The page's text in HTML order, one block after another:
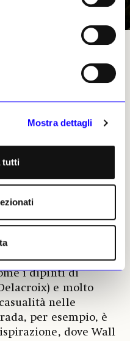
Mostra dettagli
tutti
una grande
Campany, ne
classe 1946, non ama
che nascono
nella vita, molta
i dipinti di
e molto
nelle
per esempio, è
dove Wall